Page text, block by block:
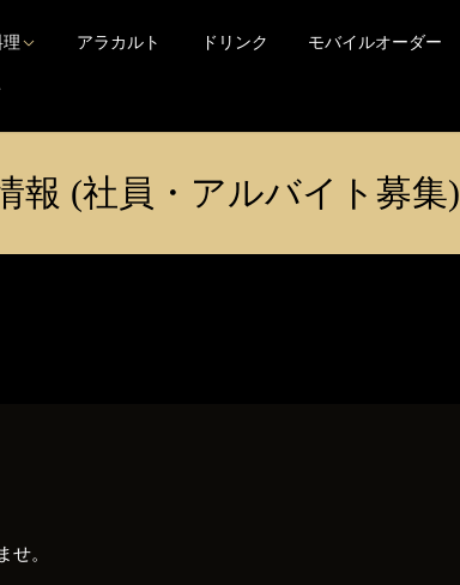
東京都新宿区西早稲田3-29-7 TEL 03-3200-2266
理 アラカルト ドリンク モバイルオーダー
報 (社員・アルバイト募集)
せ。